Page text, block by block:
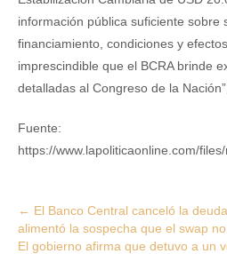
información pública suficiente sobre
financiamiento, condiciones y
imprescindible que el BCRA brinde
detalladas al Congreso de la
Fuente:
https://www.lapoliticaonline.com/
Post
navigation
← El Banco Central canceló la
alimentó la sospecha que el swap
El gobierno afirma que detuvo a un